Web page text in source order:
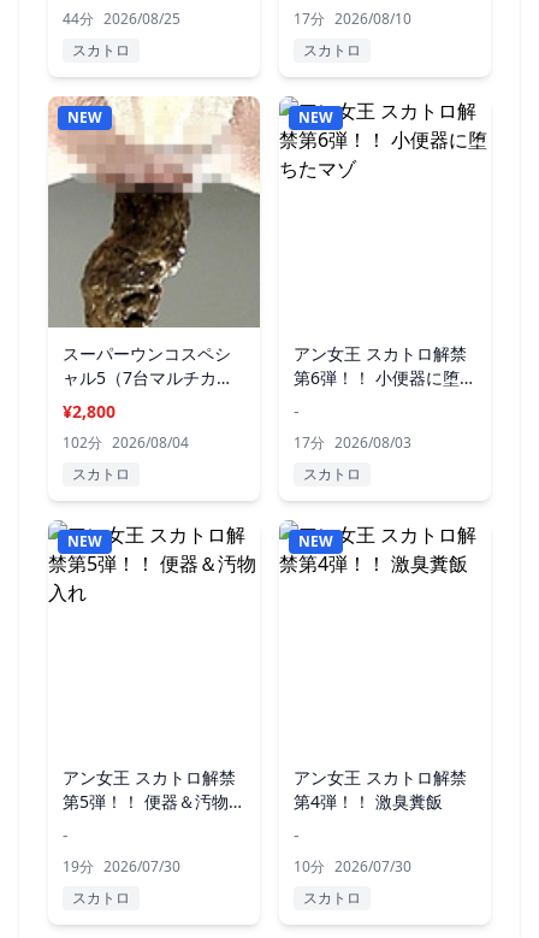
44分 2026/08/25
スカトロ
17分 2026/08/10
スカトロ
NEW
スーパーウンコスペシ
ャル5（7台マルチカメ
ラ収録）
¥2,800
102分 2026/08/04
スカトロ
NEW
アン女王 スカトロ解禁
第6弾！！ 小便器に堕ち
-
17分 2026/08/03
スカトロ
NEW
アン女王 スカトロ解禁
第5弾！！ 便器＆汚物入
-
19分 2026/07/30
スカトロ
NEW
アン女王 スカトロ解禁
第4弾！！ 激臭糞飯
-
10分 2026/07/30
スカトロ